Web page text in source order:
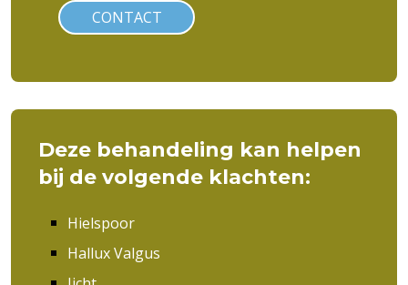
CONTACT
Deze behandeling kan helpen
bij de volgende klachten:
Hielspoor
Hallux Valgus